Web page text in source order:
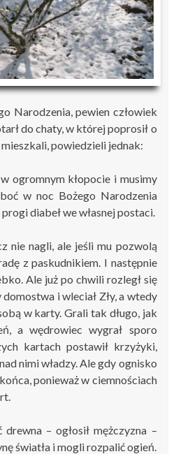
Narodzenia, pewien człowiek
do chaty, w której poprosił o
powiedzieli jednak:
ogromnym kłopocie i musimy
w noc Bożego Narodzenia
progidiabeł we własnej postaci.
nie nagli, ale jeśli mu pozwolą
z paskudnikiem. I następnie
Ale już po chwili rozległ się
i wleciał Zły, a wtedy
w karty. Grali tak długo, jak
a wędrowiec wygrał sporo
kartach postawił krzyżyki,
nimi władzy. Ale gdy ognisko
ponieważ w ciemnościach
– ogłosił mężczyzna –
światła i mogli rozpalić ogień.